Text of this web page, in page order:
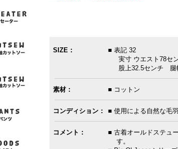
SIZE：
■ 表記 32
実寸 ウエスト78セ
股上32.5センチ 腿
素材： ■ コットン
コンディション： ■ 使用による自然な毛羽
コメント：
■ 古着オールドステュ
す。